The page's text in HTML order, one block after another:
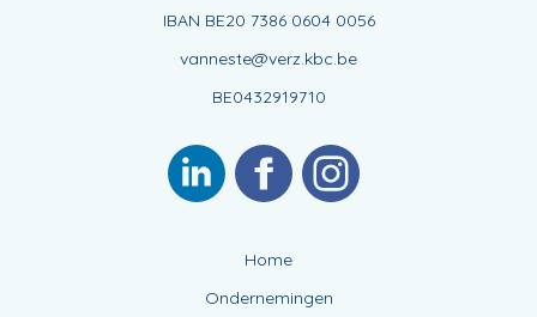
IBAN BE20 7386 0604 0056
vanneste@verz.kbc.be
BE0432919710
Home
Ondernemingen